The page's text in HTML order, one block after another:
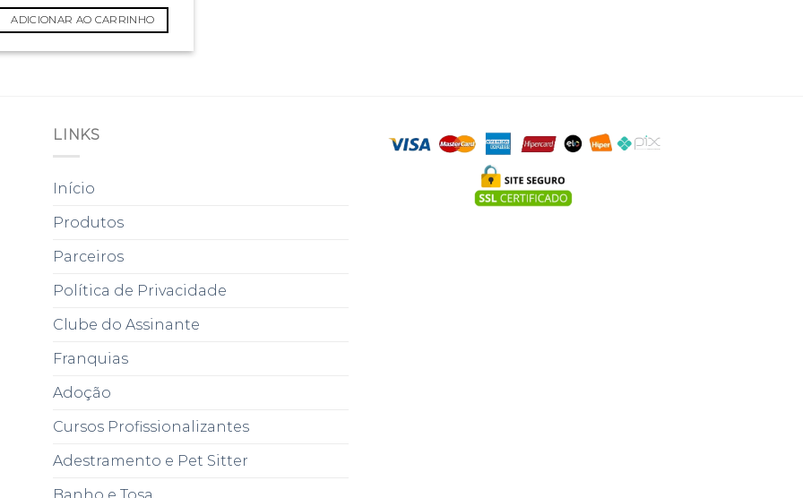
ADICIONAR AO CARRINHO
LINKS
Início
Produtos
Parceiros
Política de Privacidade
Clube do Assinante
Franquias
Adoção
Cursos Profissionalizantes
Adestramento e Pet Sitter